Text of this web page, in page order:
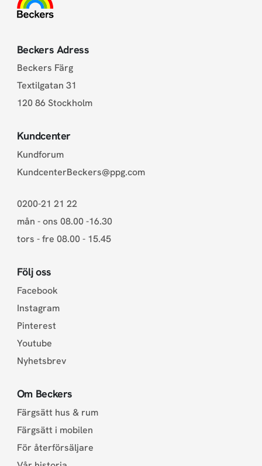
Beckers Adress
Beckers Färg
Textilgatan 31
120 86 Stockholm
Kundcenter
Kundforum
KundcenterBeckers@ppg.com
0200-21 21 22
mån - ons 08.00 -16.30
tors - fre 08.00 - 15.45
Följ oss
Facebook
Instagram
Pinterest
Youtube
Nyhetsbrev
Om Beckers
Färgsätt hus & rum
Färgsätt i mobilen
För återförsäljare